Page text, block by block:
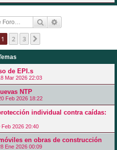
Buscar
1 2 3
de EPI.s
Mar 2026 22:03
NTP
Feb 2026 18:22
individual contra caídas:
Feb 2026 20:40
en obras de construcción
Ene 2026 00:09